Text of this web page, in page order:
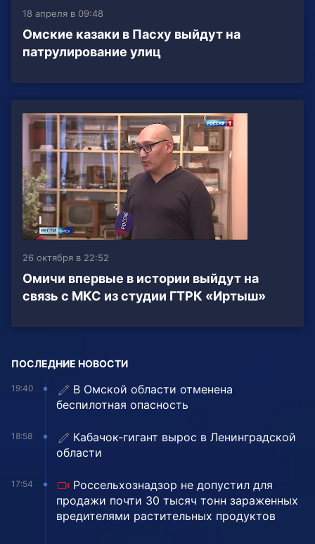
18 апреля в 09:48
Омские казаки в Пасху выйдут на
патрулирование улиц
26 октября в 22:52
Омичи впервые в истории выйдут на
связь с МКС из студии ГТРК «Иртыш»
ПОСЛЕДНИЕ НОВОСТИ
19:40
В Омской области отменена
беспилотная опасность
18:58
Кабачок-гигант вырос в Ленинградской
области
17:54
Россельхознадзор не допустил для
продажи почти 30 тысяч тонн зараженных
вредителями растительных продуктов